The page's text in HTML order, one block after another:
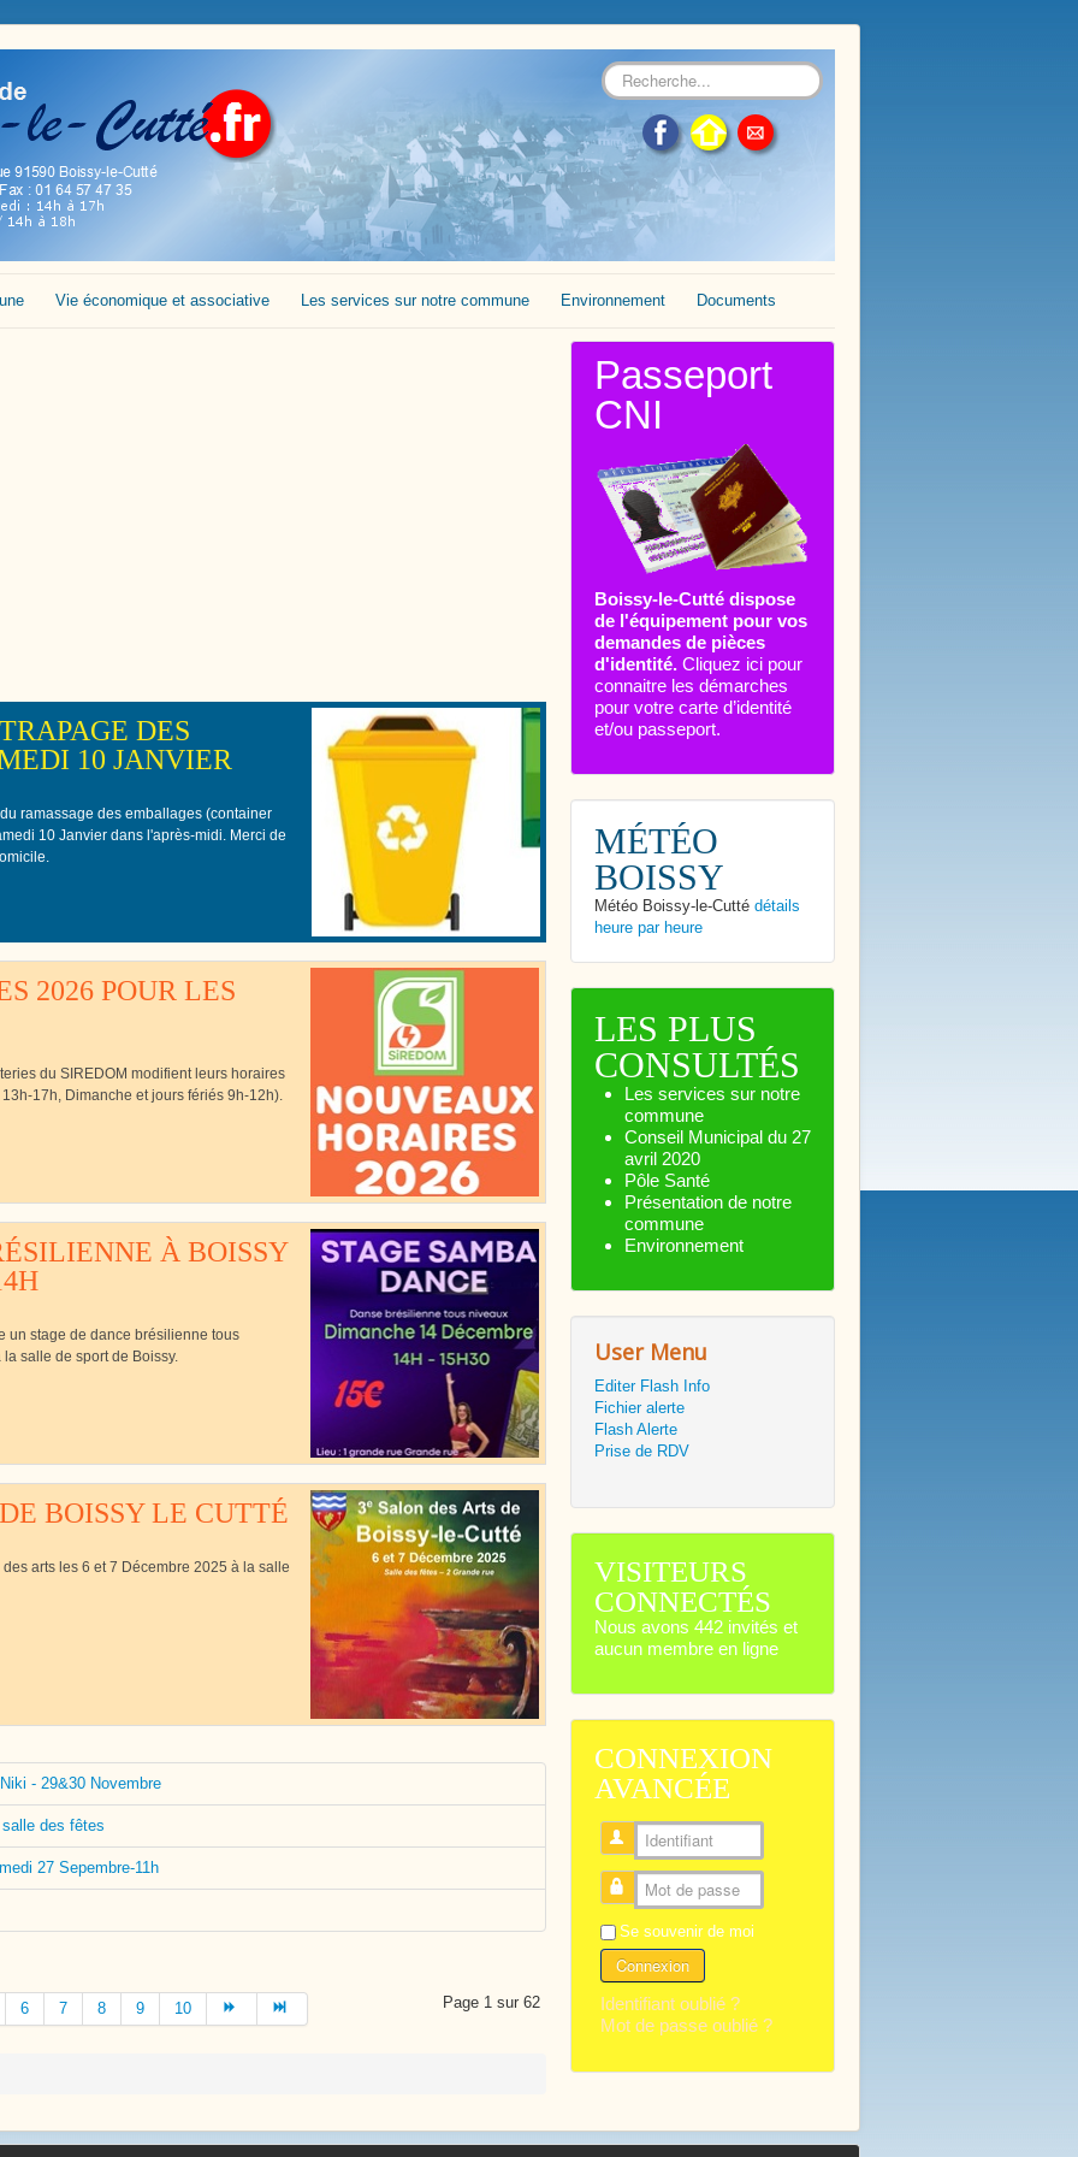
Rechercher
Vie économique et associative Les services sur notre commune Environnement Documents
DES
10 JANVIER
ramassage des emballages (container
10 Janvier dans l'après-midi. Merci de
2026 POUR LES
du SIREDOM modifient leurs horaires
17h, Dimanche et jours fériés 9h-12h).
À BOISSY
un stage de dance brésilienne tous
salle de sport de Boissy.
BOISSY LE CUTTÉ
arts les 6 et 7 Décembre 2025 à la salle
- 29&30 Novembre
des fêtes
27 Sepembre-11h
Page 1 sur 62
6 7 8 9 10
Passeport
CNI
Boissy-le-Cutté dispose
de l'équipement pour vos
demandes de pièces
d'identité. Cliquez ici pour
connaitre les démarches
pour votre carte d’identité
et/ou passeport.
MÉTÉO
BOISSY
Météo Boissy-le-Cutté détails
heure par heure
LES PLUS
CONSULTÉS
Les services sur notre
commune
Conseil Municipal du 27
avril 2020
Pôle Santé
Présentation de notre
commune
Environnement
User Menu
Editer Flash Info
Fichier alerte
Flash Alerte
Prise de RDV
VISITEURS
CONNECTÉS
Nous avons 442 invités et
aucun membre en ligne
CONNEXION
AVANCÉE
Identifiant
Mot de passe
Se souvenir de moi
Connexion
Identifiant oublié ?
Mot de passe oublié ?